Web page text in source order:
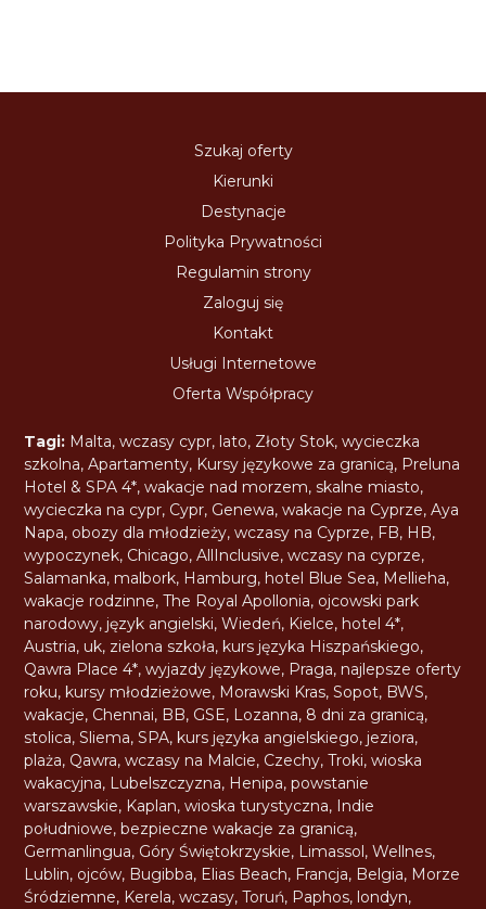
Szukaj oferty
Kierunki
Destynacje
Polityka Prywatności
Regulamin strony
Zaloguj się
Kontakt
Usługi Internetowe
Oferta Współpracy
Tagi: Malta,wczasy cypr, lato, Złoty Stok,wycieczka
szkolna,Apartamenty, Kursy językowe za granicą, Preluna
Hotel & SPA 4*,wakacje nad morzem,skalne miasto,
wycieczka na cypr, Cypr, Genewa,wakacje na Cyprze,Aya
Napa, obozy dla młodzieży,wczasy na Cyprze, FB, HB,
wypoczynek, Chicago,AllInclusive,wczasy na cyprze,
Salamanka, malbork, Hamburg, hotel Blue Sea, Mellieha,
wakacje rodzinne,The Royal Apollonia, ojcowski park
narodowy, język angielski,Wiedeń, Kielce, hotel 4*,
Austria, uk, zielona szkoła, kurs języka Hiszpańskiego,
Qawra Place 4*,wyjazdy językowe, Praga, najlepsze oferty
roku, kursy młodzieżowe, Morawski Kras,Sopot, BWS,
wakacje, Chennai, BB, GSE, Lozanna, 8 dni za granicą,
stolica,Sliema,SPA, kurs języka angielskiego, jeziora,
plaża, Qawra,wczasy na Malcie, Czechy,Troki,wioska
wakacyjna, Lubelszczyzna, Henipa,powstanie
warszawskie, Kaplan,wioska turystyczna, Indie
południowe,bezpieczne wakacje za granicą,
Germanlingua, Góry Świętokrzyskie, Limassol,Wellnes,
Lublin, ojców, Bugibba, Elias Beach, Francja, Belgia, Morze
Śródziemne, Kerela,wczasy,Toruń, Paphos, londyn,